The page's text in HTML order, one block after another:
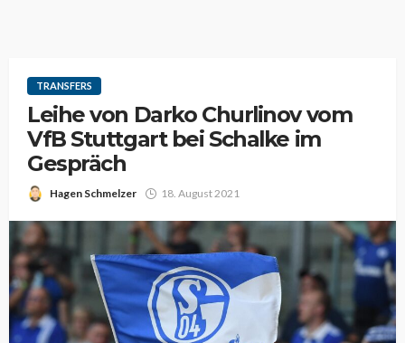
TRANSFERS
Leihe von Darko Churlinov vom
VfB Stuttgart bei Schalke im
Gespräch
Hagen Schmelzer 18. August 2021